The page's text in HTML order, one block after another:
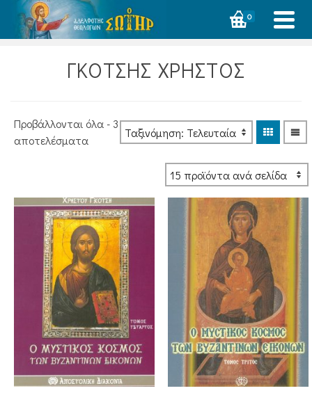
0
ΓΚΟΤΣΗΣ ΧΡΗΣΤΟΣ
Προβάλλονται όλα - 3
αποτελέσματαSorted